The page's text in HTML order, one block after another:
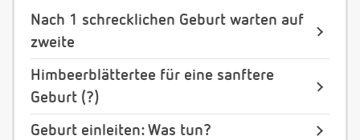
Nach 1 schrecklichen Geburt warten auf
zweite
Himbeerblättertee für eine sanftere
Geburt (?)
Geburt einleiten: Was tun?